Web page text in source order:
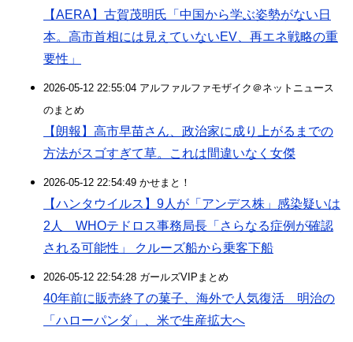
【AERA】古賀茂明氏「中国から学ぶ姿勢がない日
本。高市首相には見えていないEV、再エネ戦略の重
要性」
2026-05-12 22:55:04 アルファルファモザイク＠ネットニュース
のまとめ
【朗報】高市早苗さん、政治家に成り上がるまでの
方法がスゴすぎて草。これは間違いなく女傑
2026-05-12 22:54:49 かせまと！
【ハンタウイルス】9人が「アンデス株」感染疑いは
2人 WHOテドロス事務局長「さらなる症例が確認
される可能性」 クルーズ船から乗客下船
2026-05-12 22:54:28 ガールズVIPまとめ
40年前に販売終了の菓子、海外で人気復活 明治の
「ハローパンダ」、米で生産拡大へ